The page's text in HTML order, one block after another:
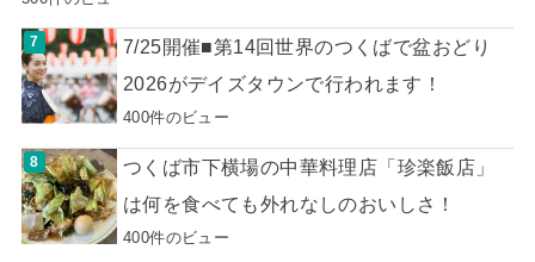
7/25開催■第14回世界のつくばで盆おどり
2026がデイズタウンで行われます！
400件のビュー
つくば市下横場の中華料理店「珍楽飯店」
は何を食べても外れなしのおいしさ！
400件のビュー